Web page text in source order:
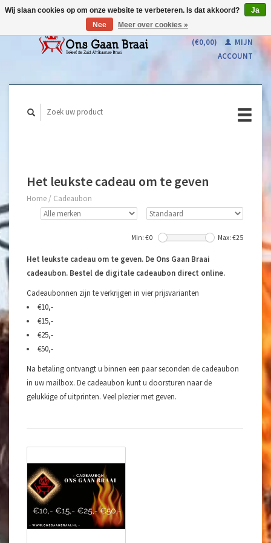
(€0,00)
MIJN
ACCOUNT
Het leukste cadeau om te geven
Home / Cadeaubon
Min: €0 Max: €25
Het leukste cadeau om te geven. De Ons Gaan Braai
cadeaubon. Bestel de digitale cadeaubon direct online.
Cadeaubonnen zijn te verkrijgen in vier prijsvarianten
€10,-
€15,-
€25,-
€50,-
Na betaling ontvangt u binnen een paar seconden de cadeaubon
in uw mailbox. De cadeaubon kunt u doorsturen naar de
gelukkige of uitprinten. Veel plezier met geven.
Wij slaan cookies op om onze website te verbeteren. Is dat akkoord?
Ja
Nee
Meer over cookies »